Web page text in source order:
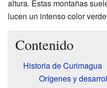
altura. Estas montañas
lucen un intenso color
Contenido
Historia de Curimagua
Orígenes y